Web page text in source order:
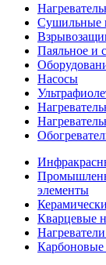
Сушильные
Паяльное и
Насосы
элементы
Кварцевые
Карбоновые